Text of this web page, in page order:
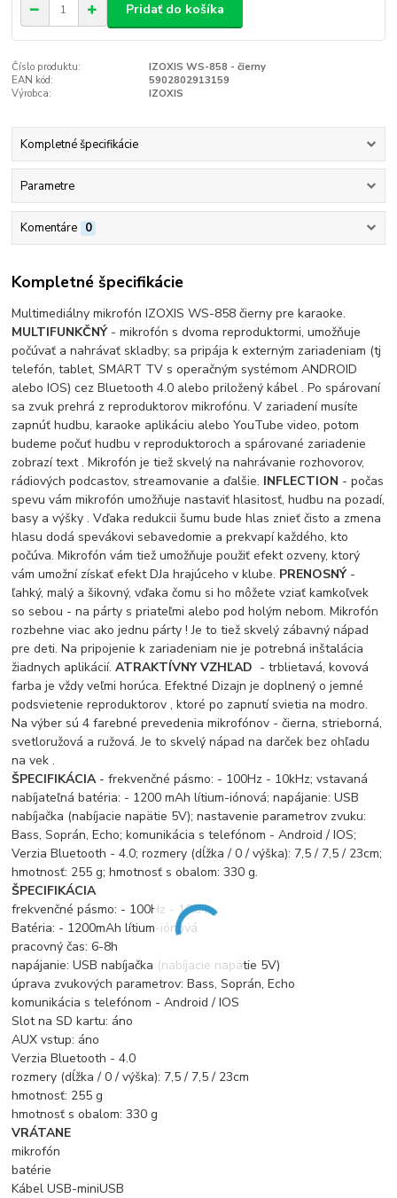
Pridať do košíka
Číslo produktu:
IZOXIS WS-858 - čierny
EAN kód:
5902802913159
Výrobca:
IZOXIS
Kompletné špecifikácie
Parametre
Komentáre 0
Kompletné špecifikácie
Multimediálny mikrofón IZOXIS WS-858 čierny pre karaoke.
MULTIFUNKČNÝ- mikrofón s dvoma reproduktormi, umožňuje
počúvať a nahrávať skladby; sa pripája k externým zariadeniam (tj
telefón, tablet, SMART TV s operačným systémom ANDROID
alebo IOS) cez Bluetooth 4.0 alebo priložený kábel . Po spárovaní
sa zvuk prehrá z reproduktorov mikrofónu. V zariadení musíte
zapnúť hudbu, karaoke aplikáciu alebo YouTube video, potom
budeme počuť hudbu v reproduktoroch a spárované zariadenie
zobrazí text . Mikrofón je tiež skvelý na nahrávanie rozhovorov,
rádiových podcastov, streamovanie a ďalšie. INFLECTION - počas
spevu vám mikrofón umožňuje nastaviť hlasitosť, hudbu na pozadí,
basy a výšky . Vďaka redukcii šumu bude hlas znieť čisto a zmena
hlasu dodá spevákovi sebavedomie a prekvapí každého, kto
počúva. Mikrofón vám tiež umožňuje použiť efekt ozveny, ktorý
vám umožní získať efekt DJa hrajúceho v klube. PRENOSNÝ -
ľahký, malý a šikovný, vďaka čomu si ho môžete vziať kamkoľvek
so sebou - na párty s priateľmi alebo pod holým nebom. Mikrofón
rozbehne viac ako jednu párty ! Je to tiež skvelý zábavný nápad
pre deti. Na pripojenie k zariadeniam nie je potrebná inštalácia
žiadnych aplikácií.ATRAKTÍVNY VZHĽAD - trblietavá, kovová
farba je vždy veľmi horúca. Efektné Dizajn je doplnený o jemné
podsvietenie reproduktorov , ktoré po zapnutí svietia na modro.
Na výber sú 4 farebné prevedenia mikrofónov - čierna, strieborná,
svetloružová a ružová. Je to skvelý nápad na darček bez ohľadu
na vek .
ŠPECIFIKÁCIA - frekvenčné pásmo: - 100Hz - 10kHz; vstavaná
nabíjateľná batéria: - 1200 mAh lítium-iónová; napájanie: USB
nabíjačka (nabíjacie napätie 5V); nastavenie parametrov zvuku:
Bass, Soprán, Echo; komunikácia s telefónom - Android / IOS;
Verzia Bluetooth - 4.0; rozmery (dĺžka / 0 / výška): 7,5 / 7,5 / 23cm;
hmotnosť: 255 g; hmotnosť s obalom: 330 g.
ŠPECIFIKÁCIA
frekvenčné pásmo: - 100Hz - 10kHz
Batéria: - 1200mAh lítium-iónová
pracovný čas: 6-8h
napájanie: USB nabíjačka (nabíjacie napätie 5V)
úprava zvukových parametrov: Bass, Soprán, Echo
komunikácia s telefónom - Android / IOS
Slot na SD kartu: áno
AUX vstup: áno
Verzia Bluetooth - 4.0
rozmery (dĺžka / 0 / výška): 7,5 / 7,5 / 23cm
hmotnosť: 255 g
hmotnosť s obalom: 330 g
VRÁTANE
mikrofón
batérie
Kábel USB-miniUSB